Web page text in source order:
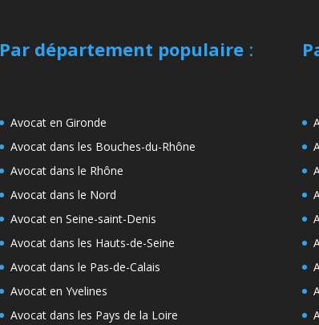
Par département populaire:
Avocat en Gironde
Avocat dans les Bouches-du-Rhône
Avocat dans le Rhône
Avocat dans le Nord
Avocat en Seine-saint-Denis
Avocat dans les Hauts-de-Seine
Avocat dans le Pas-de-Calais
Avocat en Yvelines
Avocat dans les Pays de la Loire